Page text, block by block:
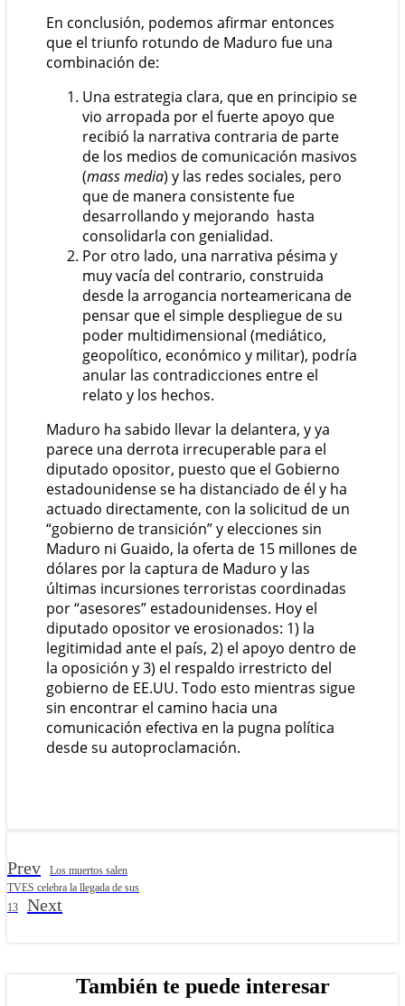
En conclusión, podemos afirmar entonces
que el triunfo rotundo de Maduro fue una
combinación de:
Una estrategia clara, que en principio se
vio arropada por el fuerte apoyo que
recibió la narrativa contraria de parte
de los medios de comunicación masivos
(mass media) y las redes sociales, pero
que de manera consistente fue
desarrollando y mejorando hasta
consolidarla con genialidad.
Por otro lado, una narrativa pésima y
muy vacía del contrario, construida
desde la arrogancia norteamericana de
pensar que el simple despliegue de su
poder multidimensional (mediático,
geopolítico, económico y militar), podría
anular las contradicciones entre el
relato y los hechos.
Maduro ha sabido llevar la delantera, y ya
parece una derrota irrecuperable para el
diputado opositor, puesto que el Gobierno
estadounidense se ha distanciado de él y ha
actuado directamente, con la solicitud de un
“gobierno de transición” y elecciones sin
Maduro ni Guaido, la oferta de 15 millones de
dólares por la captura de Maduro y las
últimas incursiones terroristas coordinadas
por “asesores” estadounidenses. Hoy el
diputado opositor ve erosionados: 1) la
legitimidad ante el país, 2) el apoyo dentro de
la oposición y 3) el respaldo irrestricto del
gobierno de EE.UU. Todo esto mientras sigue
sin encontrar el camino hacia una
comunicación efectiva en la pugna política
desde su autoproclamación.
Prev
Los muertos salen
TVES celebra la llegada de sus
13
Next
También te puede interesar